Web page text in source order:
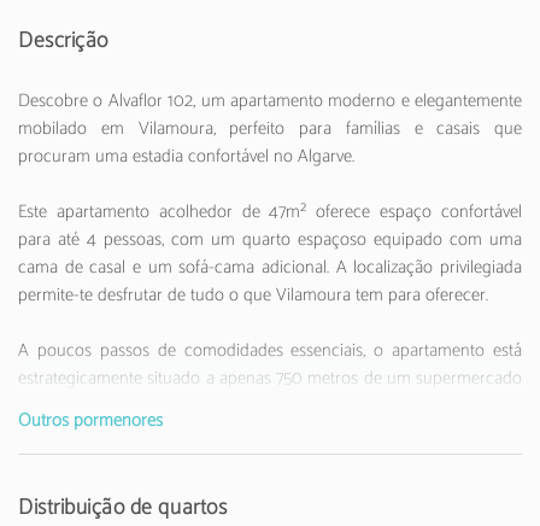
Descrição
Descobre o Alvaflor 102, um apartamento moderno e elegantemente
mobilado em Vilamoura, perfeito para famílias e casais que
procuram uma estadia confortável no Algarve.
Este apartamento acolhedor de 47m² oferece espaço confortável
para até 4 pessoas, com um quarto espaçoso equipado com uma
cama de casal e um sofá-cama adicional. A localização privilegiada
permite-te desfrutar de tudo o que Vilamoura tem para oferecer.
A poucos passos de comodidades essenciais, o apartamento está
estrategicamente situado a apenas 750 metros de um supermercado
SPAR e a 2,4 km da Marina de Vilamoura. A praia de areia fica a
apenas 1,5 km, tornando-o ideal para amantes do sol e mar. Para os
entusiastas de golfe, o campo Dom Pedro - Old Course está a
Outros pormenores
Distribuição de quartos